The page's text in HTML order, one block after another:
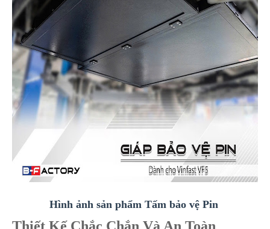
Hình ảnh sản phẩm Tấm bảo vệ Pin
Thiết Kế Chắc Chắn Và An Toàn